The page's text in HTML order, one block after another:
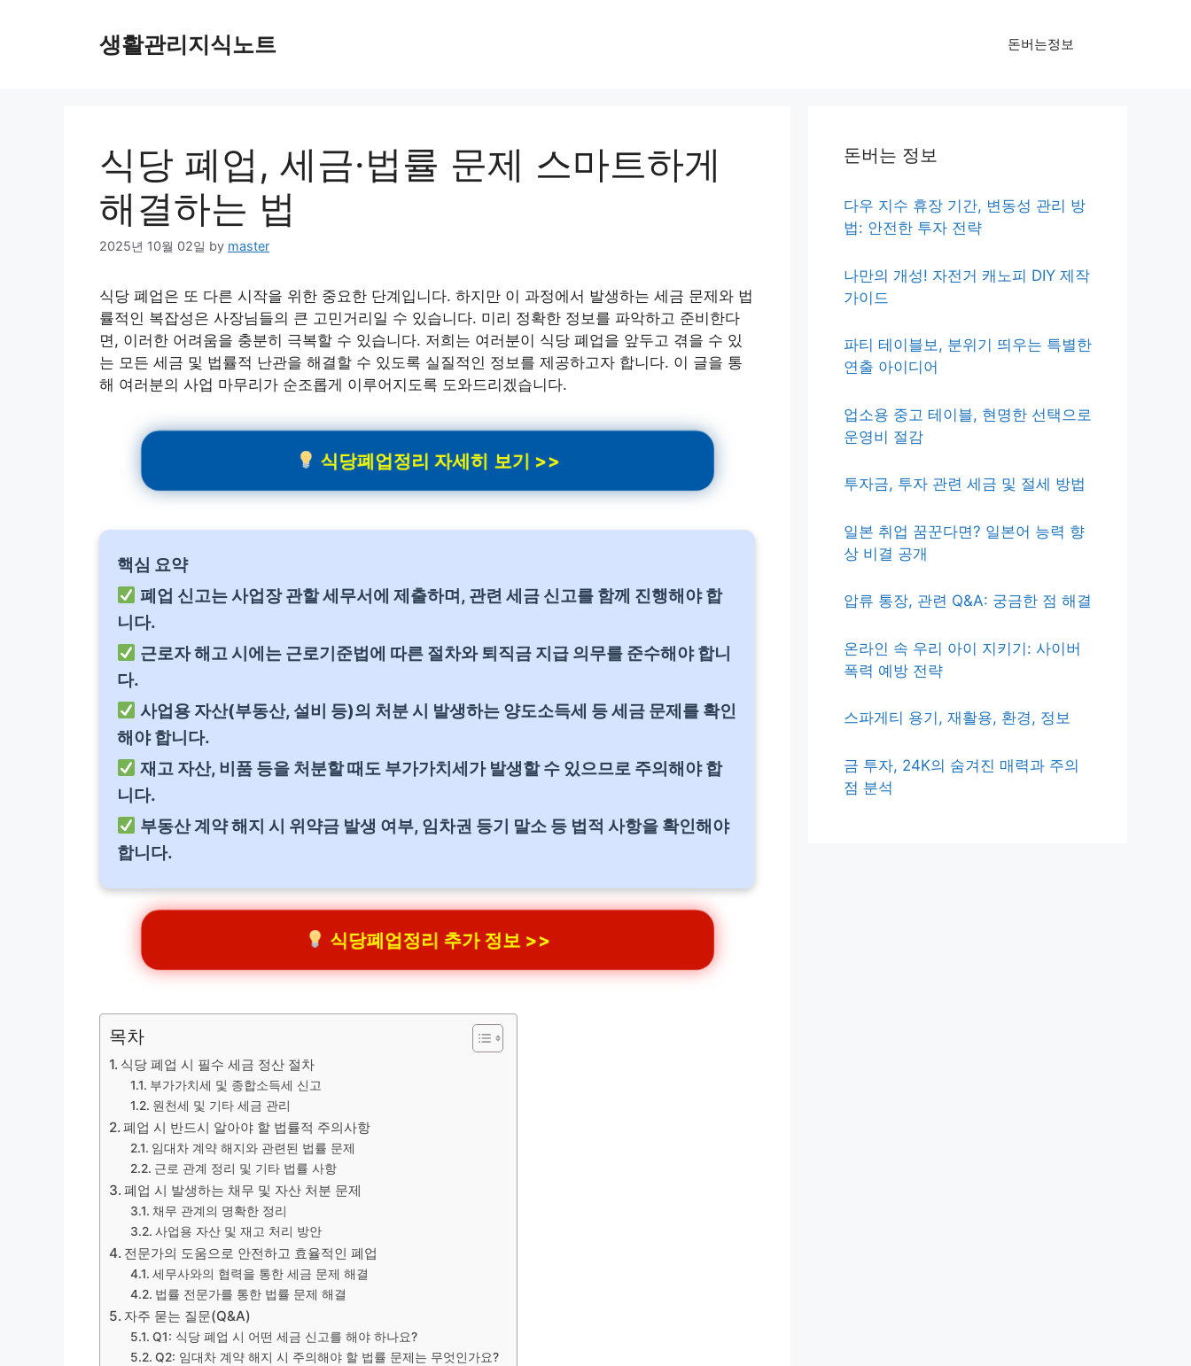
생활관리지식노트 돈버는정보
식당 폐업, 세금·법률 문제 스마트하게
해결하는 법
2025년 10월 02일 by master
식당 폐업은 또 다른 시작을 위한 중요한 단계입니다. 하지만 이 과정에서 발생하는 세금 문제와 법
률적인 복잡성은 사장님들의 큰 고민거리일 수 있습니다. 미리 정확한 정보를 파악하고 준비한다
면, 이러한 어려움을 충분히 극복할 수 있습니다. 저희는 여러분이 식당 폐업을 앞두고 겪을 수 있
는 모든 세금 및 법률적 난관을 해결할 수 있도록 실질적인 정보를 제공하고자 합니다. 이 글을 통
해 여러분의 사업 마무리가 순조롭게 이루어지도록 도와드리겠습니다.
식당폐업정리 자세히 보기 >>
핵심 요약
폐업 신고는 사업장 관할 세무서에 제출하며, 관련 세금 신고를 함께 진행해야 합
니다.
근로자 해고 시에는 근로기준법에 따른 절차와 퇴직금 지급 의무를 준수해야 합니
다.
사업용 자산(부동산, 설비 등)의 처분 시 발생하는 양도소득세 등 세금 문제를 확인
해야 합니다.
재고 자산, 비품 등을 처분할 때도 부가가치세가 발생할 수 있으므로 주의해야 합
니다.
부동산 계약 해지 시 위약금 발생 여부, 임차권 등기 말소 등 법적 사항을 확인해야
합니다.
식당폐업정리 추가 정보 >>
목차
식당 폐업 시 필수 세금 정산 절차
부가가치세 및 종합소득세 신고
원천세 및 기타 세금 관리
폐업 시 반드시 알아야 할 법률적 주의사항
임대차 계약 해지와 관련된 법률 문제
근로 관계 정리 및 기타 법률 사항
폐업 시 발생하는 채무 및 자산 처분 문제
채무 관계의 명확한 정리
사업용 자산 및 재고 처리 방안
전문가의 도움으로 안전하고 효율적인 폐업
세무사와의 협력을 통한 세금 문제 해결
법률 전문가를 통한 법률 문제 해결
자주 묻는 질문(Q&A)
Q1: 식당 폐업 시 어떤 세금 신고를 해야 하나요?
Q2: 임대차 계약 해지 시 주의해야 할 법률 문제는 무엇인가요?
돈버는 정보
다우 지수 휴장 기간, 변동성 관리 방
법: 안전한 투자 전략
나만의 개성! 자전거 캐노피 DIY 제작
가이드
파티 테이블보, 분위기 띄우는 특별한
연출 아이디어
업소용 중고 테이블, 현명한 선택으로
운영비 절감
투자금, 투자 관련 세금 및 절세 방법
일본 취업 꿈꾼다면? 일본어 능력 향
상 비결 공개
압류 통장, 관련 Q&A: 궁금한 점 해결
온라인 속 우리 아이 지키기: 사이버
폭력 예방 전략
스파게티 용기, 재활용, 환경, 정보
금 투자, 24K의 숨겨진 매력과 주의
점 분석